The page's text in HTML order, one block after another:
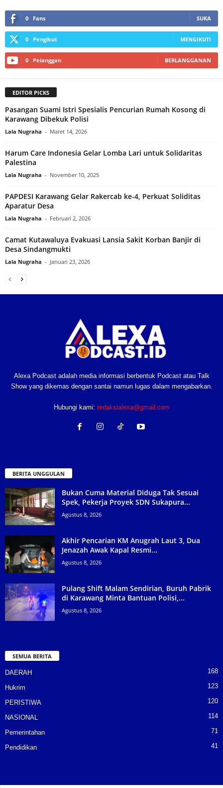
0 Fans SUKA
0 Pengikut MENGIKUTI
0 Pelanggan BERLANGGANAN
EDITOR PICKS
Pasangan Suami Istri Spesialis Pencurian Rumah Kosong di
Karawang Dibekuk Polisi
Lala Nugraha - Maret 14, 2026
Harum Care Indonesia Gelar Lomba Lari untuk Solidaritas
Palestina‎
Lala Nugraha - November 10, 2025
PAPDESI Karawang Gelar Rakercab ke-4, Perkuat Soliditas
Aparatur Desa
Lala Nugraha - Februari 2, 2026
Camat Kutawaluya Evakuasi Lansia Sakit Korban Banjir di
Desa Sindangmukti
Lala Nugraha - Januari 23, 2026
Alexa Podcast adalah media informasi berbentuk Podcast atau Talk
Show yang dikemas dengan santai namun lugas dalam mengabarkan.
Hubungi kami: redaksialexa@gmail.com
BERITA UNGGULAN
Bukan Cuma Material Diduga Tak Sesuai
Spek, Pekerja Proyek SDN Sukapura...
Agustus 8, 2026
Akhir Pencarian KM Anugrah Laut 3, Dua
Jenazah Awak Kapal Resmi...
Agustus 8, 2026
Pulang Shift Malam Sendirian, Buruh Pabrik
di Karawang Minta Bantuan Polisi,...
Agustus 8, 2026
SEMUA BERITA
DAERAH 168
Hukrim 123
PERISTIWA 120
NASIONAL 114
Pemerintahan 71
Pendidikan 41